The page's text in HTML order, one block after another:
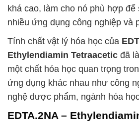
khá cao, làm cho nó phù hợp để
nhiều ứng dụng công nghiệp và
Tính chất vật lý hóa học của
Ethylendiamin Tetraacetic đã
một chất hóa học quan trọng
ứng dụng khác nhau như công
nghệ dược phẩm, ngành hóa
EDTA.2NA –